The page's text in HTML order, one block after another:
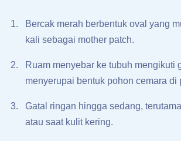
Bercak merah berbentuk oval yang
kali sebagai mother patch.
Ruam menyebar ke tubuh mengikuti
menyerupai bentuk pohon cemara di
Gatal ringan hingga sedang,
atau saat kulit kering.